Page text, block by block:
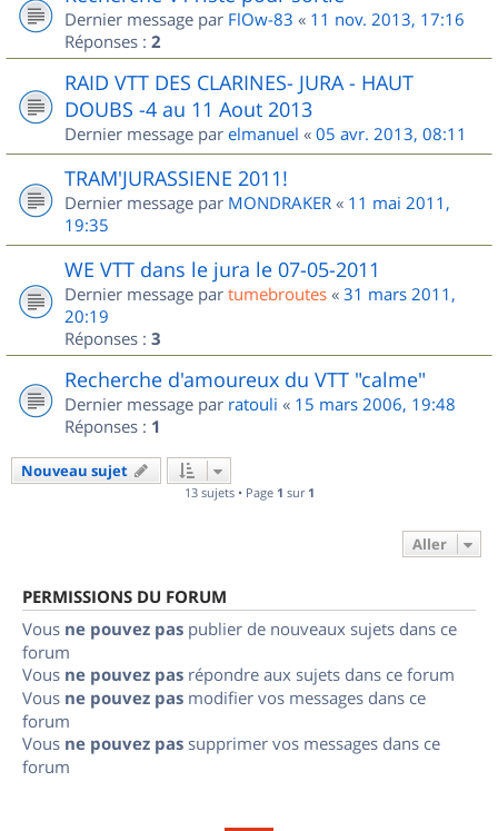
Dernier message par FlOw-83 « 11 nov. 2013, 17:16
Réponses : 2
RAID VTT DES CLARINES- JURA - HAUT
DOUBS -4 au 11 Aout 2013
Dernier message par elmanuel « 05 avr. 2013, 08:11
TRAM'JURASSIENE 2011!
Dernier message par MONDRAKER « 11 mai 2011,
19:35
WE VTT dans le jura le 07-05-2011
Dernier message par tumebroutes « 31 mars 2011,
20:19
Réponses : 3
Recherche d'amoureux du VTT "calme"
Dernier message par ratouli « 15 mars 2006, 19:48
Réponses : 1
Nouveau sujet
13 sujets • Page 1 sur 1
Aller
PERMISSIONS DU FORUM
Vous ne pouvez pas publier de nouveaux sujets dans ce
forum
Vous ne pouvez pas répondre aux sujets dans ce forum
Vous ne pouvez pas modifier vos messages dans ce
forum
Vous ne pouvez pas supprimer vos messages dans ce
forum